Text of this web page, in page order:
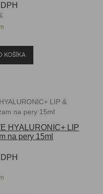
LIP &
na pery 15ml